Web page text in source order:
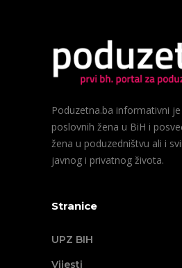
Poduzetna.ba informativni
poslovnih žena u BiH i
žena u poduzedništvu ali i
javnog i privatnog života.
Stranice
UPZ BIH
Vijesti